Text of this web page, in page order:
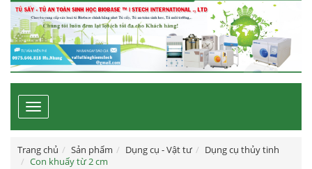
Toggle
navigation
Trang chủ Sản phẩm Dụng cụ - Vật tư
Dụng cụ thủy tinh
Con khuấy từ 2 cm